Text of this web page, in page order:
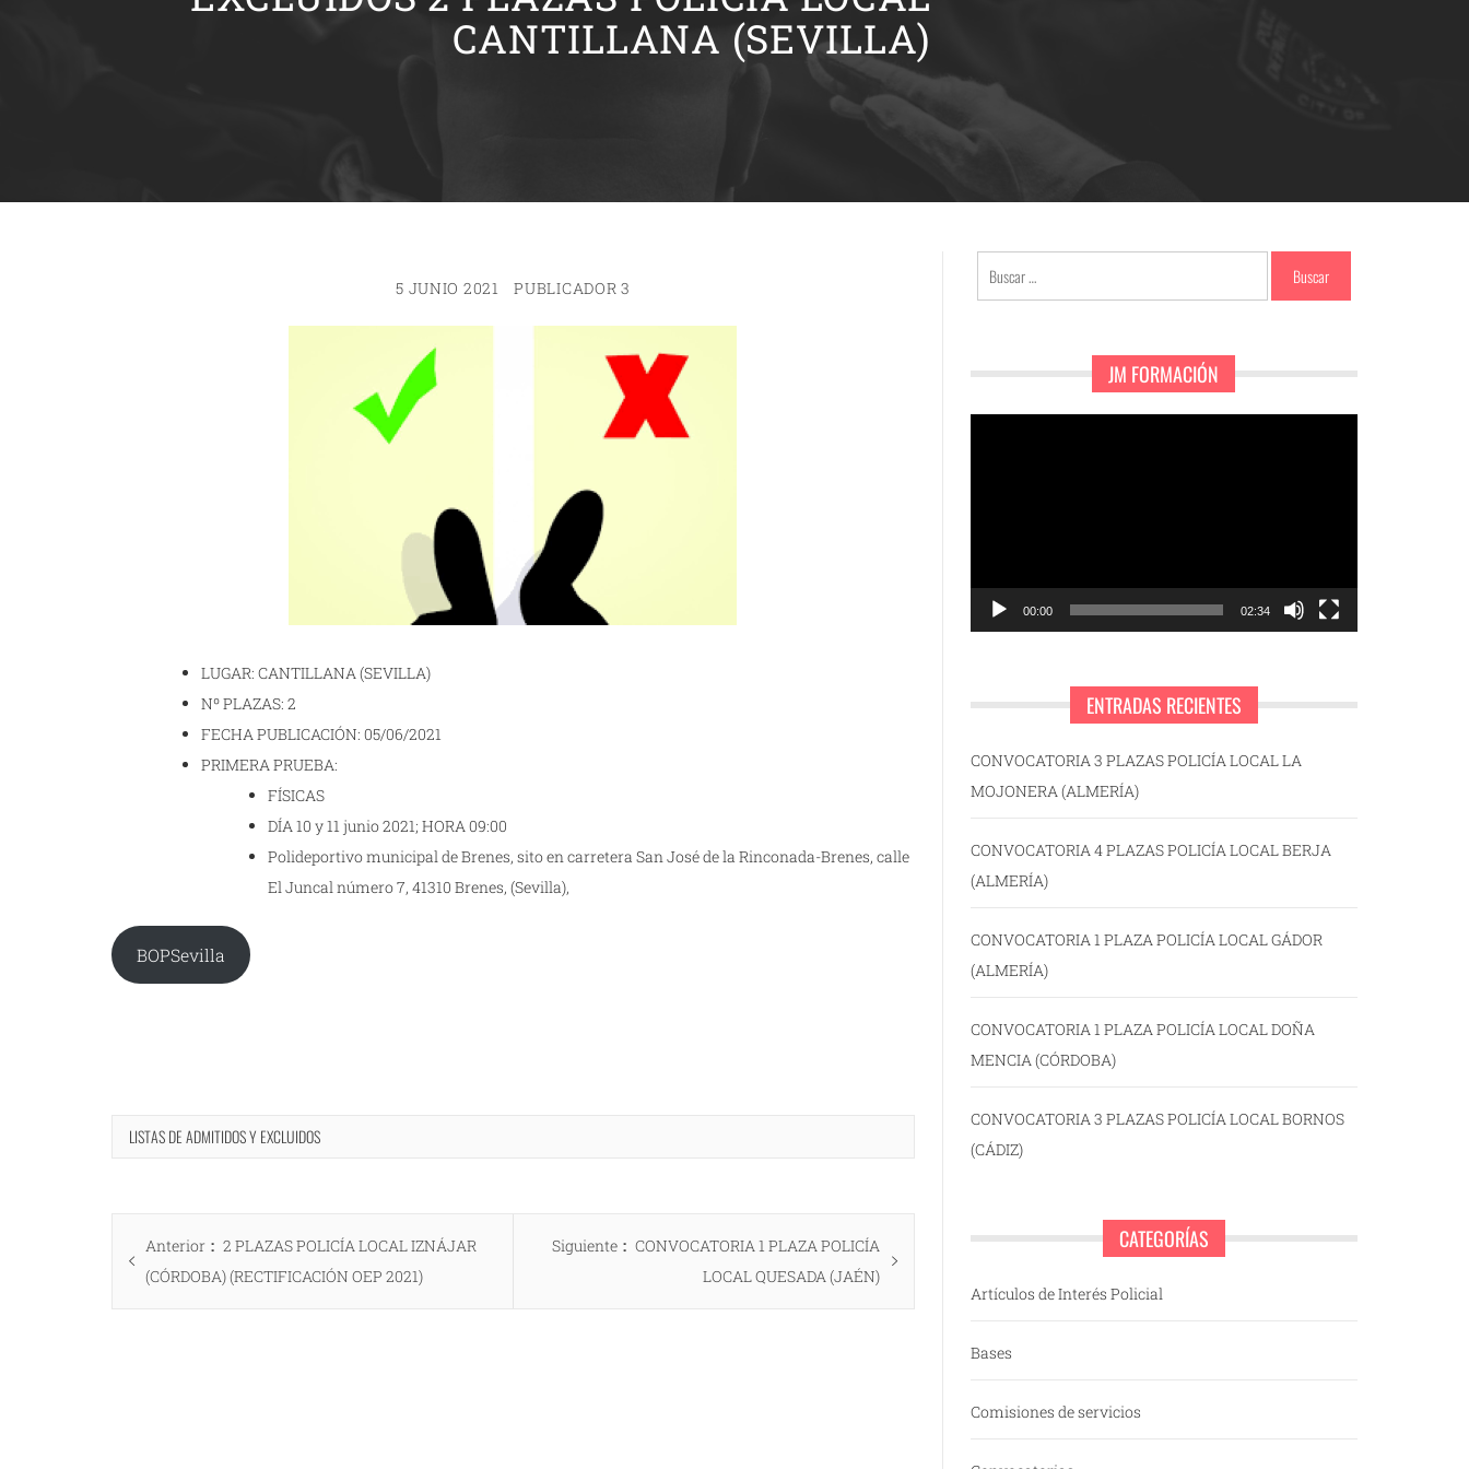
CANTILLANA (SEVILLA)
5 JUNIO 2021 PUBLICADOR 3
LUGAR: CANTILLANA (SEVILLA)
Nº PLAZAS: 2
FECHA PUBLICACIÓN: 05/06/2021
PRIMERA PRUEBA:
FÍSICAS
DÍA 10 y 11 junio 2021; HORA 09:00
Polideportivo municipal de Brenes, sito en carretera San José de la Rinconada-Brenes, calle
El Juncal número 7, 41310 Brenes, (Sevilla),
BOPSevilla
LISTAS DE ADMITIDOS Y EXCLUIDOS
Navegación
de Anterior
Entrada
anterior:
2 PLAZAS POLICÍA LOCAL IZNÁJAR
(CÓRDOBA) (RECTIFICACIÓN OEP 2021)
Siguiente
Entrada
CONVOCATORIA 1 PLAZA POLICÍA
LOCAL QUESADA (JAÉN)
Buscar:
JM FORMACIÓN
00:00 02:34
ENTRADAS RECIENTES
CONVOCATORIA 3 PLAZAS POLICÍA LOCAL LA
MOJONERA (ALMERÍA)
CONVOCATORIA 4 PLAZAS POLICÍA LOCAL BERJA
(ALMERÍA)
CONVOCATORIA 1 PLAZA POLICÍA LOCAL GÁDOR
(ALMERÍA)
CONVOCATORIA 1 PLAZA POLICÍA LOCAL DOÑA
MENCIA (CÓRDOBA)
CONVOCATORIA 3 PLAZAS POLICÍA LOCAL BORNOS
(CÁDIZ)
CATEGORÍAS
Artículos de Interés Policial
Bases
Comisiones de servicios